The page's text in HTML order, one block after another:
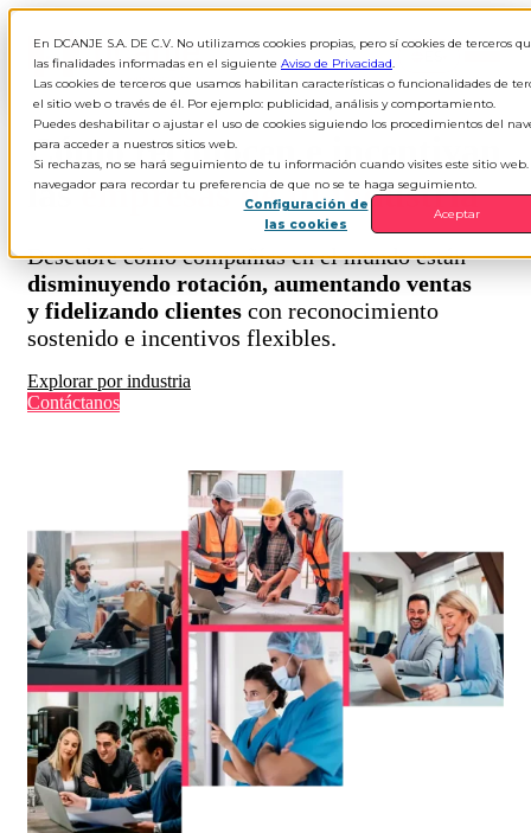
En DCANJE S.A. DE C.V. No utilizamos cookies propias, pero sí cookies de terceros
las finalidades informadas en el siguiente Aviso de Privacidad.
Las cookies de terceros que usamos habilitan características o funcionalidades de
el sitio web o través de él. Por ejemplo: publicidad, análisis y comportamiento.
Puedes deshabilitar o ajustar el uso de cookies siguiendo los procedimientos del
para acceder a nuestros sitios web.
Si rechazas, no se hará seguimiento de tu información cuando visites este sitio
navegador para recordar tu preferencia de que no se te haga seguimiento.
Configuración de
las cookies
Aceptar
Cómo reconocen e incentivan
lasempresas de tu industria
Descubre cómo compañías en el mundo están
disminuyendo rotación, aumentando ventas
y fidelizando clientes con reconocimiento
sostenido e incentivos flexibles.
Explorar por industria
Contáctanos